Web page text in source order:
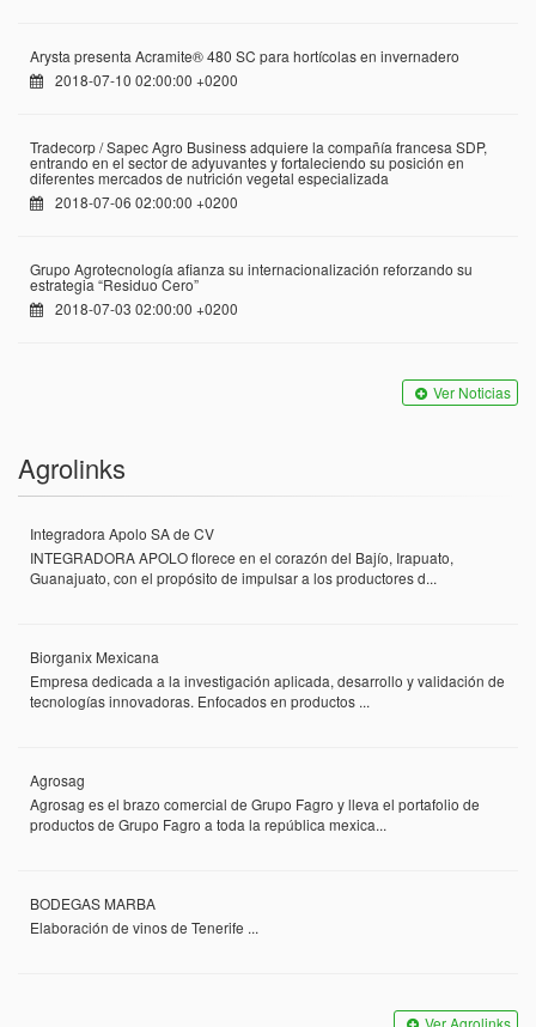
Arysta presenta Acramite® 480 SC para hortícolas en invernadero
2018-07-10 02:00:00 +0200
Tradecorp / Sapec Agro Business adquiere la compañía francesa SDP,
entrando en el sector de adyuvantes y fortaleciendo su posición en
diferentes mercados de nutrición vegetal especializada
2018-07-06 02:00:00 +0200
Grupo Agrotecnología afianza su internacionalización reforzando su
estrategia “Residuo Cero”
2018-07-03 02:00:00 +0200
Ver Noticias
Agrolinks
Integradora Apolo SA de CV
INTEGRADORA APOLO florece en el corazón del Bajío, Irapuato,
Guanajuato, con el propósito de impulsar a los productores d...
Biorganix Mexicana
Empresa dedicada a la investigación aplicada, desarrollo y validación de
tecnologías innovadoras. Enfocados en productos ...
Agrosag
Agrosag es el brazo comercial de Grupo Fagro y lleva el portafolio de
productos de Grupo Fagro a toda la república mexica...
BODEGAS MARBA
Elaboración de vinos de Tenerife ...
Ver Agrolinks